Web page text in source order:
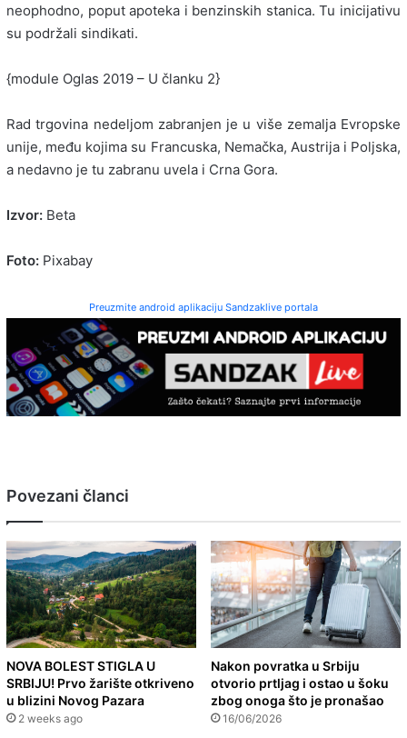
neophodno, poput apoteka i benzinskih stanica. Tu inicijativu
su podržali sindikati.
{module Oglas 2019 – U članku 2}
Rad trgovina nedeljom zabranjen je u više zemalja Evropske
unije, među kojima su Francuska, Nemačka, Austrija i Poljska,
a nedavno je tu zabranu uvela i Crna Gora.
Izvor: Beta
Foto: Pixabay
Preuzmite android aplikaciju Sandzaklive portala
Povezani članci
NOVA BOLEST STIGLA U
SRBIJU! Prvo žarište otkriveno
u blizini Novog Pazara
2 weeks ago
Nakon povratka u Srbiju
otvorio prtljag i ostao u šoku
zbog onoga što je pronašao
16/06/2026